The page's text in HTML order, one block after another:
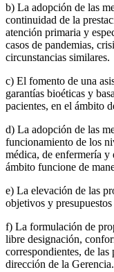
b) La adopción de las
continuidad de la
atención primaria y
casos de pandemias,
circunstancias similares.
c) El fomento de una
garantías bioéticas y
pacientes, en el ámbito
d) La adopción de las
funcionamiento de los
médica, de enfermería y
ámbito funcione de
e) La elevación de las
objetivos y
f) La formulación de
libre designación,
correspondientes, de
dirección de la Gerencia.